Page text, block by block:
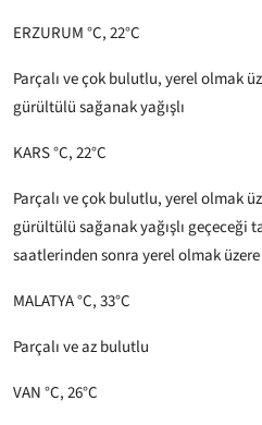
ERZURUM °C, 22°C
Parçalı ve çok bulutlu, yerel olmak
gürültülü sağanak yağışlı
KARS °C, 22°C
Parçalı ve çok bulutlu, yerel olmak
gürültülü sağanak yağışlı geçeceği
saatlerinden sonra yerel olmak
MALATYA °C, 33°C
Parçalı ve az bulutlu
VAN °C, 26°C